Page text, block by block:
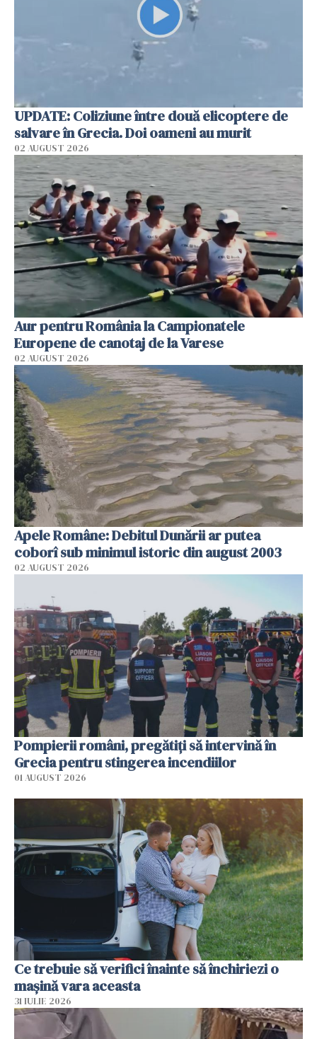
UPDATE: Coliziune între două elicoptere de
salvare în Grecia. Doi oameni au murit
02 AUGUST 2026
Aur pentru România la Campionatele
Europene de canotaj de la Varese
02 AUGUST 2026
Apele Române: Debitul Dunării ar putea
coborî sub minimul istoric din august 2003
02 AUGUST 2026
Pompierii români, pregătiţi să intervină în
Grecia pentru stingerea incendiilor
01 AUGUST 2026
Ce trebuie să verifici înainte să închiriezi o
mașină vara aceasta
31 IULIE 2026